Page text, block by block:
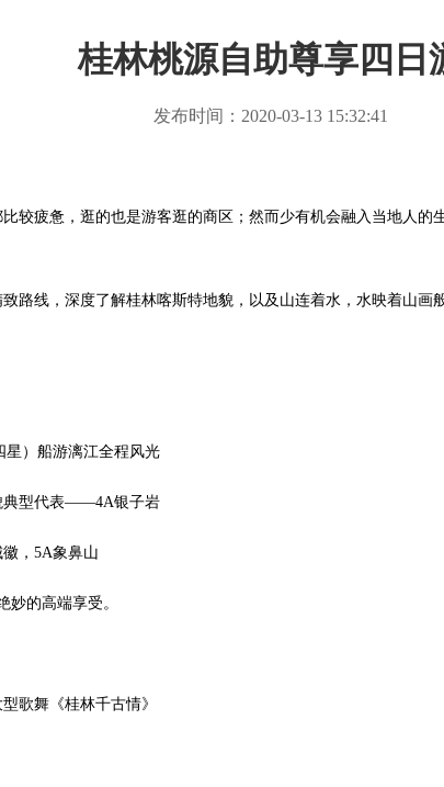
桂林桃源自助尊享四日
发布时间：2020-03-13 15:32:41
较疲惫，逛的也是游客逛的商区；然而少有机会融入当地人的
路线，深度了解桂林喀斯特地貌，以及山连着水，水映着山画
星）船游漓江全程风光
典型代表——4A银子岩
，5A象鼻山
妙的高端享受。
歌舞《桂林千古情》